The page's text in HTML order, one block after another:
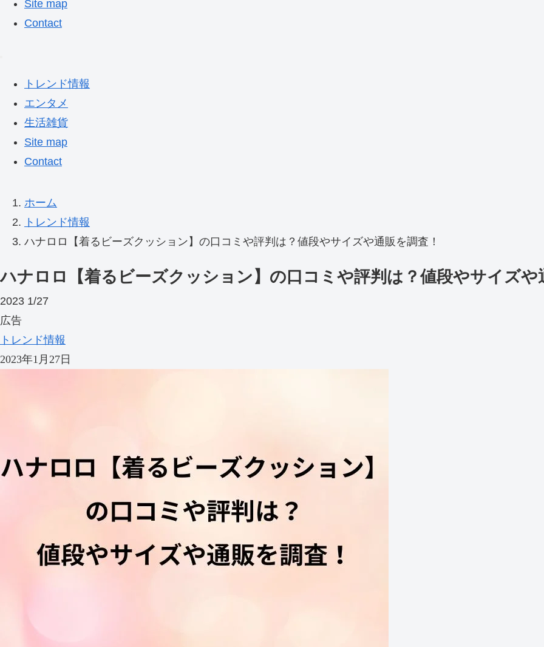
Site map
Contact
トレンド情報
エンタメ
生活雑貨
Site map
Contact
ホーム
トレンド情報
ハナロロ【着るビーズクッション】の口コミや評判は？値段やサイズや通販を調査！
ハナロロ【着るビーズクッション】の口コミや評判は？値段やサイズや
2023 1/27
広告
トレンド情報
2023年1月27日